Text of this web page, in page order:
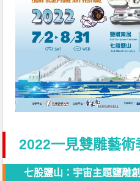
2022一見雙雕藝
七股鹽山：宇宙主題鹽雕